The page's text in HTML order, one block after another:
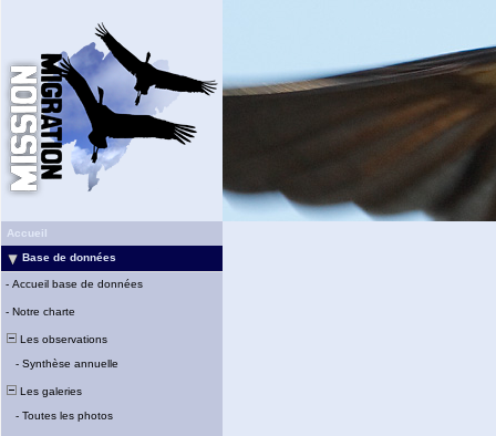
Accueil
Base de données
- Accueil base de données
- Notre charte
Les observations
- Synthèse annuelle
Les galeries
- Toutes les photos